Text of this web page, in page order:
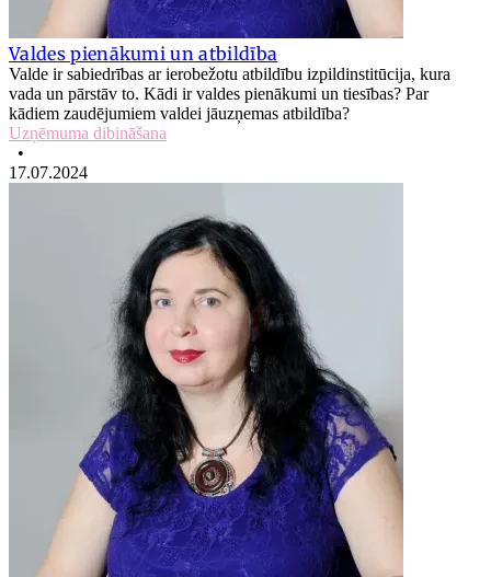
Valdes pienākumi un atbildība
Valde ir sabiedrības ar ierobežotu atbildību izpildinstitūcija, kura
vada un pārstāv to. Kādi ir valdes pienākumi un tiesības? Par
kādiem zaudējumiem valdei jāuzņemas atbildība?
Uzņēmuma dibināšana
•
17.07.2024